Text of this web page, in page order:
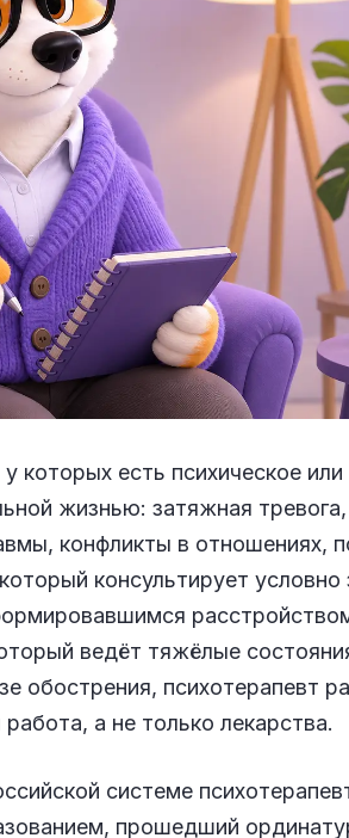
которых есть психическое
жизнью: затяжная тревога,
конфликты в отношениях,
консультирует
ведёт тяжёлые
обострения, психотерапевт
а не только лекарства.
системе
прошедший